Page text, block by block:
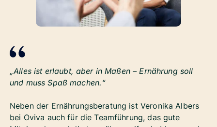
„Alles ist erlaubt, aber in Maßen – Ernährung soll
und muss Spaß machen.“
Neben der Ernährungsberatung ist Veronika Albers
bei Oviva auch für die Teamführung, das gute